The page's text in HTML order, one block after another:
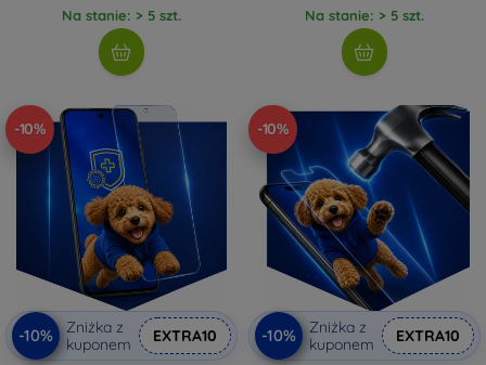
Na stanie: > 5 szt. Na stanie: > 5 szt.
-10%
-10%
Zniżka z
kuponem
EXTRA10
-10%
-10%
Zniżka z
kuponem
EXTRA10